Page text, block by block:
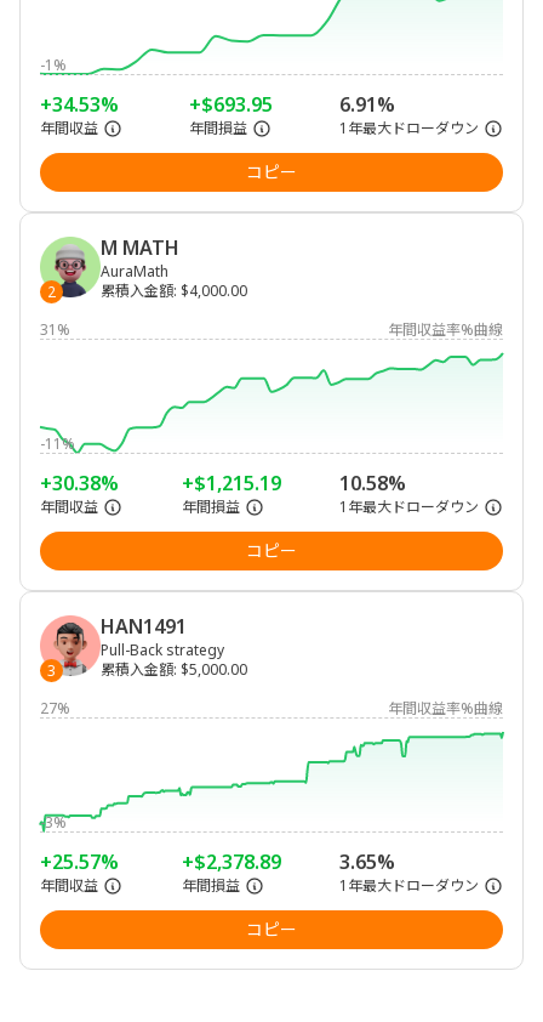
-1%
+34.53%
年間収益
+$693.95
年間損益
6.91%
1年最大ドローダウン
コピー
2
M MATH
AuraMath
累積入金額: $4,000.00
31%
年間収益率%曲線
-11%
+30.38%
年間収益
+$1,215.19
年間損益
10.58%
1年最大ドローダウン
コピー
3
HAN1491
Pull-Back strategy
累積入金額: $5,000.00
27%
年間収益率%曲線
-3%
+25.57%
年間収益
+$2,378.89
年間損益
3.65%
1年最大ドローダウン
コピー